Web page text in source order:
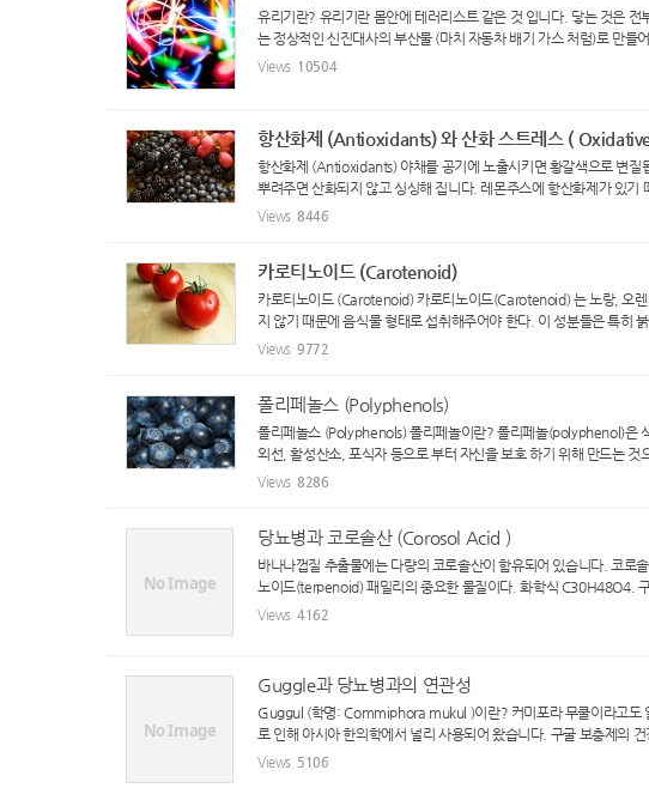
유리기란? 유리기란 몸안에 테러리스트 같은 것 입니다. 닿는 것은
는 정상적인 신진대사의 부산물 (마치 자동차 배기 가스 처럼)로 만들
Views 10504
항산화제 (Antioxidants) 와 산화 스트레스 (
항산화제 (Antioxidants) 야채를 공기에 노출시키면 황갈색으로 변질
뿌려주면 산화되지 않고 싱싱해 집니다. 레몬주스에 항산화제가 있기
Views 8446
카로티노이드 (Carotenoid)
카로티노이드 (Carotenoid) 카로티노이드(Carotenoid) 는 노랑, 오
지 않기 때문에 음식물 형태로 섭취해주어야 한다. 이 성분들은 특히
Views 9772
폴리페놀스 (Polyphenols)
폴리페놀스 (Polyphenols) 폴리페놀이란? 폴리페놀(polyphenol)은
외선, 활성산소, 포식자 등으로 부터 자신을 보호 하기 위해 만드는 것
Views 8286
No Image
당뇨병과 코로솔산 (Corosol Acid )
바나나껍질 추출물에는 다량의 코로솔산이 함유되어 있습니다. 코
노이드(terpenoid) 패밀리의 중요한 물질이다. 화학식 C30H48O4.
Views 4162
No Image
Guggle과 당뇨병과의 연관성
Guggul (학명: Commiphora mukul )이란? 커미포라 무쿨이라고도
로 인해 아시아 한의학에서 널리 사용되어 왔습니다. 구굴 보충제의 건
Views 5106